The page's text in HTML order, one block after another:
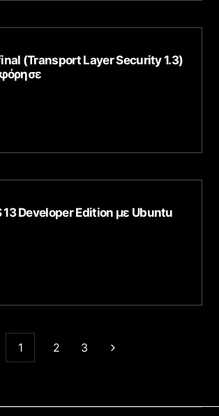
(Transport Layer Security 1.3)
13 Developer Edition με Ubuntu
1 2 3